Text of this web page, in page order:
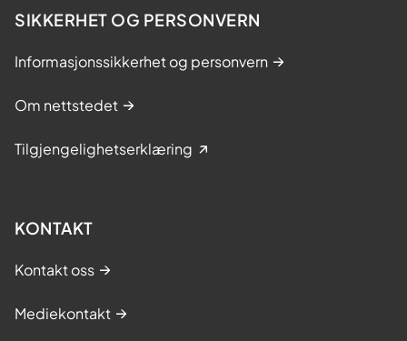
SIKKERHET OG PERSONVERN
Informasjonssikkerhet og personvern
Om nettstedet
Tilgjengelighetserklæring
KONTAKT
Kontakt oss
Mediekontakt